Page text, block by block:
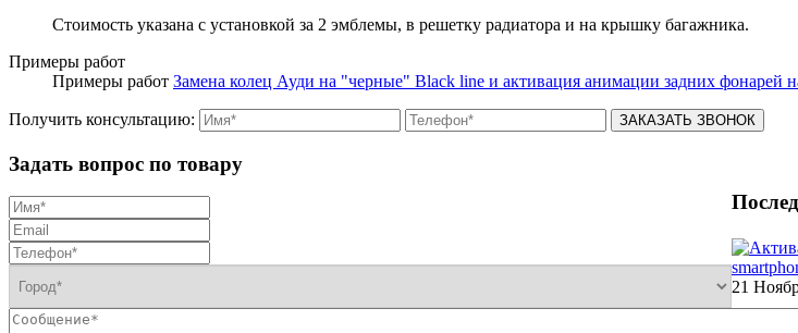
Стоимость указана с установкой за 2 эмблемы, в решетку радиатора и на крышку багажника.
Примеры работ
Примеры работ Замена колец Ауди на "черные" Black line и активация анимации задних фонарей
Получить консультацию:
Задать вопрос по товару
21